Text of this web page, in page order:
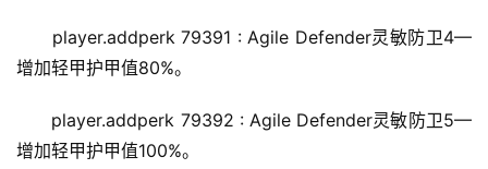
player.addperk 79391 : Agile Defender灵敏防卫4—
增加轻甲护甲值80%。
player.addperk 79392 : Agile Defender灵敏防卫5—
增加轻甲护甲值100%。